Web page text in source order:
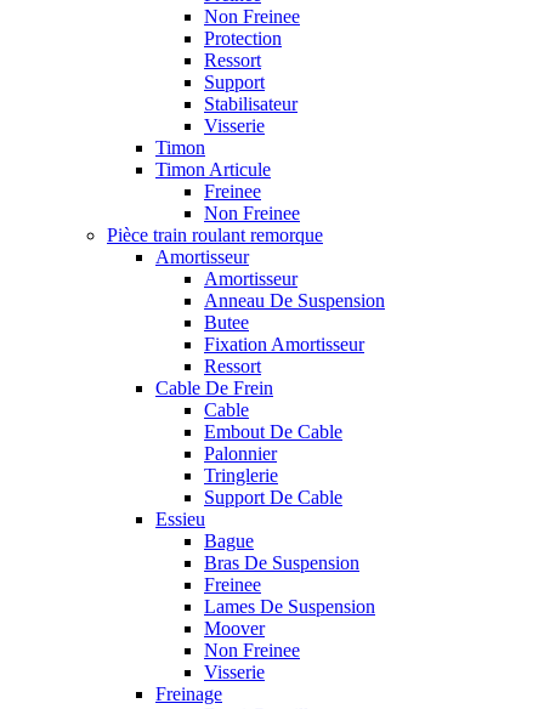
Non Freinee
Protection
Ressort
Support
Stabilisateur
Visserie
Timon
Timon Articule
Freinee
Non Freinee
Pièce train roulant remorque
Amortisseur
Amortisseur
Anneau De Suspension
Butee
Fixation Amortisseur
Ressort
Cable De Frein
Cable
Embout De Cable
Palonnier
Tringlerie
Support De Cable
Essieu
Bague
Bras De Suspension
Freinee
Lames De Suspension
Moover
Non Freinee
Visserie
Freinage